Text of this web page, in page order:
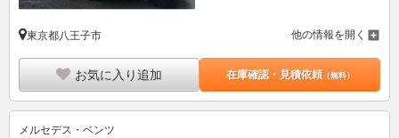
東京都八王子市 他の情報を開く
お気に入り追加 在庫確認・見積依頼（無料）
メルセデス・ベンツ